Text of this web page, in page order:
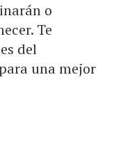
o
Te
del
una mejor